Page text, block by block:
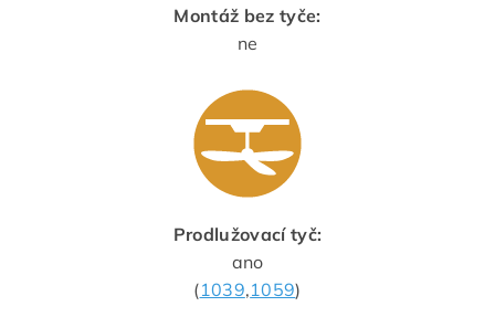
Montáž bez tyče:
ne
Prodlužovací tyč:
ano
(1039,1059)